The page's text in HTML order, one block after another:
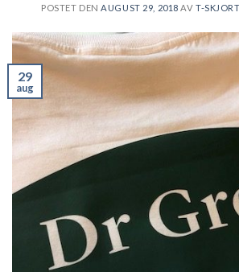
POSTET DENAUGUST 29, 2018 AVT-
29
aug